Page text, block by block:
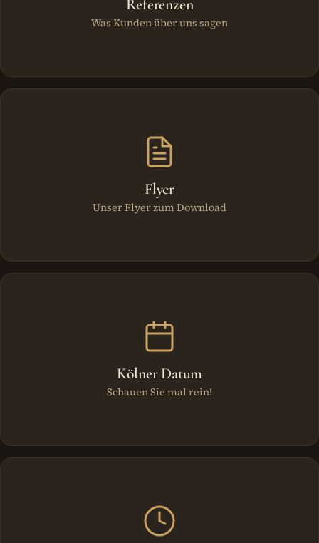
Referenzen
Was Kunden über uns sagen
Flyer
Unser Flyer zum Download
Kölner Datum
Schauen Sie mal rein!